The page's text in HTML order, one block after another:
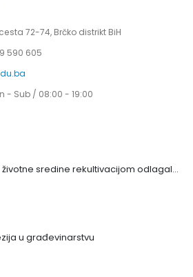
72-74, Brčko distrikt BiH
590 605
- Sub / 08:00 - 19:00
Zaštita životne sredine rekultivacijom odlagališta
u građevinarstvu